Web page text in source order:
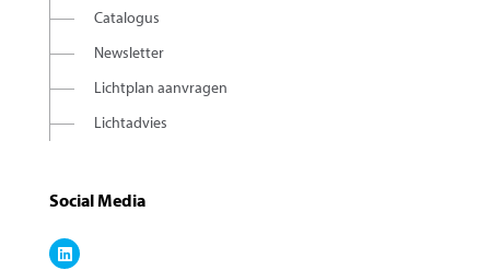
Catalogus
Newsletter
Lichtplan aanvragen
Lichtadvies
Social Media